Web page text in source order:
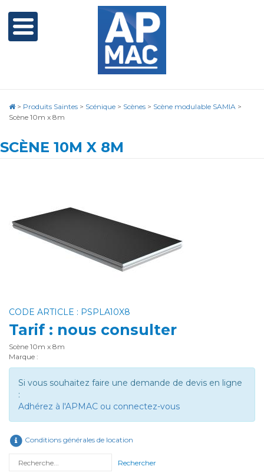
> Produits Saintes > Scénique > Scènes > Scène modulable SAMIA >
Scène 10m x 8m
SCÈNE 10M X 8M
CODE ARTICLE : PSPLA10X8
Tarif : nous consulter
Scène 10m x 8m
Marque :
Si vous souhaitez faire une demande de devis en ligne
:
Adhérez à l'APMAC ou connectez-vous
Conditions générales de location
Rechercher